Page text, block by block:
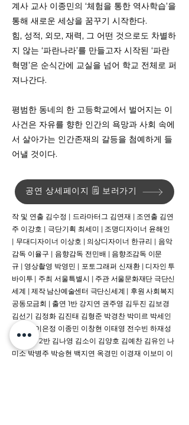
계사 교사 이종민의 ‘체험을 통한 역사학습’을
통해 새로운 세상을 꿈꾸기 시작한다.
힘, 성적, 외모, 재력, 그 어떤 것으로도 차별하
지 않는 ‘파란나라’를 만들고자 시작된 ‘파란
혁명’은 순식간에 교실을 넘어 학교 전체로 퍼
져나간다.
평범한 동네의 한 고등학교에서 벌어지는 이
사건은 자유를 향한 인간의 욕망과 사회 속에
서 살아가는 인간존재의 갈등을 첨예하게 들
어낼 것이다.
공연 상세페이지 🗒️ 보러가기
작 및 연출 김수정 | 드라마터그 김연재 | 조연출 김연
주 이강호 | 극단기획 최세미 | 조명디자이너 윤해인
| 무대디자이너 이상호 | 의상디자이너 한규리 | 음악
감독 이율구 | 음향감독 전민배 | 음향조감독 이문
규 | 영상촬영 박영민 | 포토그래퍼 신재환 | 디자인 투
바이투 | ​주최 서울특별시 | 주관 서울문화재단 극단신
세계 | 제작 남산예술센터 극단신세계 | 후원 사회복지
공동모금회 | 출연 1반 강지연 권주영 김두진 김보경
김선기 김정화 김진태 김형준 박경찬 박미르 박세인
양정윤 이은정 이종민 이창현 이태영 전수빈 하재성
홍승안 • 2반 김나영 김소이 김양호 김예찬 김유인 나
미소 박병주 박승현 백지연 옥경민 이경재 이보미 이